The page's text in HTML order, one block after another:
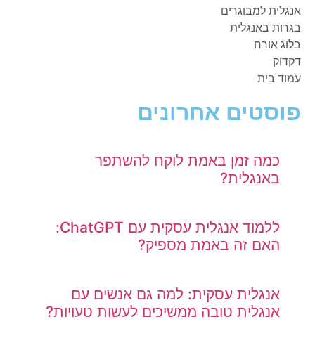
אנגלית למבוגרים
בגרות באנגלית
בלוג אורח
דקדוק
עמוד בית
פוסטים אחרונים
כמה זמן באמת לוקח להשתפר
באנגלית?
ללמוד אנגלית עסקית עם ChatGPT:
האם זה באמת מספיק?
אנגלית עסקית: למה גם אנשים עם
אנגלית טובה ממשיכים לעשות טעויות?